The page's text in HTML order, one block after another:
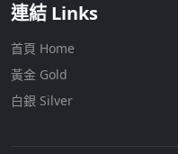
連結 Links
首頁 Home
黃金 Gold
白銀 Silver